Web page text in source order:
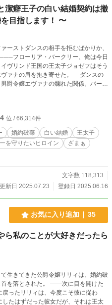
潔癖王子の白い結婚契約は撤
目指します！ 〜
ーストダンスの相手を拒むばかりか、
フローリア・バークリー、俺は今日
ヴリンド王国の王太子ジョゼフはそう
ヴァナの肩を抱き寄せた。 ダンスの
爵令嬢エヴァナの爛れた関係。バーク
去のトラウマがよみがえり、どうして
。 大広間に集う貴族たちと、誰よ
フローリアは絶望した。 ところが─
い受けよう」そう言って突如フロア
リストファーだった。王太子のフロー
子である第三王子の婚約宣言。場は騒
かなかった。 クリストファーにも
二人は互いの利と目的のための婚約、
婚生活は、始まるやいなや終わりを迎
トラウマを抱えた二人が、本当の
シリアスな事情ありの胸キュンラブス
描写含む）がございます。ラブコメ
る予定です。 ※この作品は小説家に
位 / 66,314件
婚約破棄 白い結婚
王太子
を守りたいヒロイン
ざまぁ
文字数 118,313
新日 2025.07.23
登録日 2025.06.16
お気に入り追加 35
ら私のことが大好きだったら
生きてきた公爵令嬢リリィは、婚約破
。 ——次に目を開けた
たはずだった彼女だが、それは王太